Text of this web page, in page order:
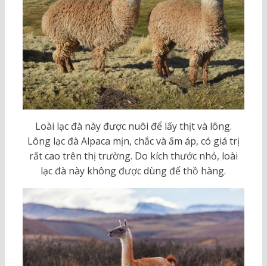
Loài lạc đà này được nuôi để lấy thịt và lông.
Lông lạc đà Alpaca mịn, chắc và ấm áp, có giá trị
rất cao trên thị trường. Do kích thước nhỏ, loài
lạc đà này không được dùng để thồ hàng.